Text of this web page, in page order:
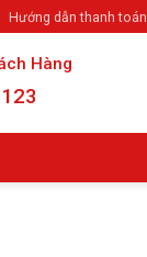
Hướng dẫn thanh toán
Hàng